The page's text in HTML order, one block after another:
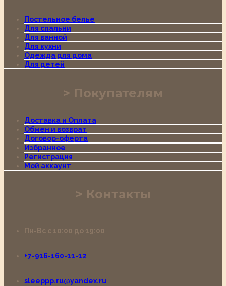
Постельное белье
Для спальни
Для ванной
Для кухни
Одежда для дома
Для детей
Покупателям
Доставка и Оплата
Обмен и возврат
Договор-оферта
Избранное
Регистрация
Мой аккаунт
Контакты
Пн-Вс с 10:00 до 19:00
+7-916-160-11-12
sleeppp.ru@yandex.ru